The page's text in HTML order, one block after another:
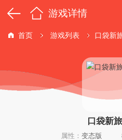
游戏详情
首页 游戏列表 口袋新
口袋新
属性： 变态版